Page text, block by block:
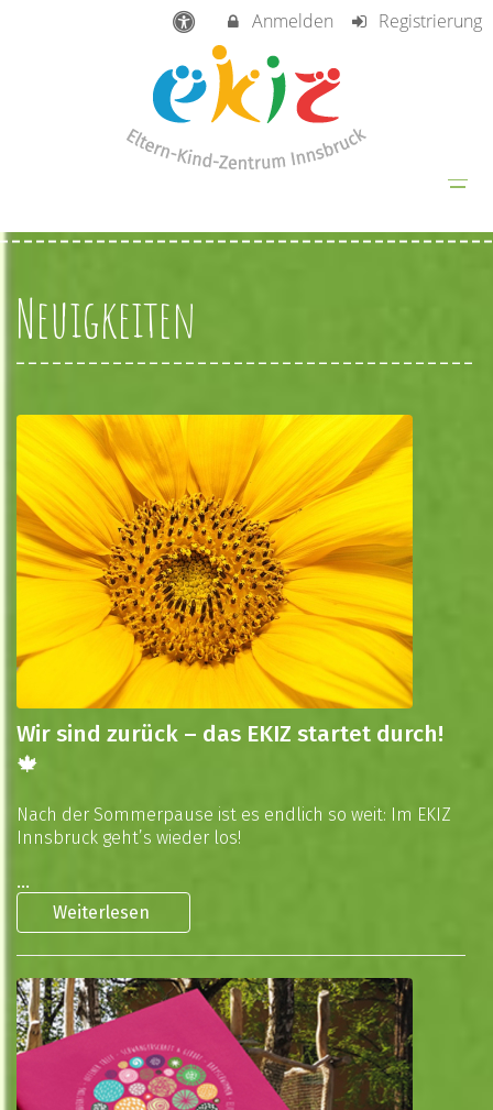
Anmelden Registrierung
Neuigkeiten
Wir sind zurück – das EKIZ startet durch!
🍁
Nach der Sommerpause ist es endlich so weit: Im EKIZ
Innsbruck geht’s wieder los!
...
Weiterlesen